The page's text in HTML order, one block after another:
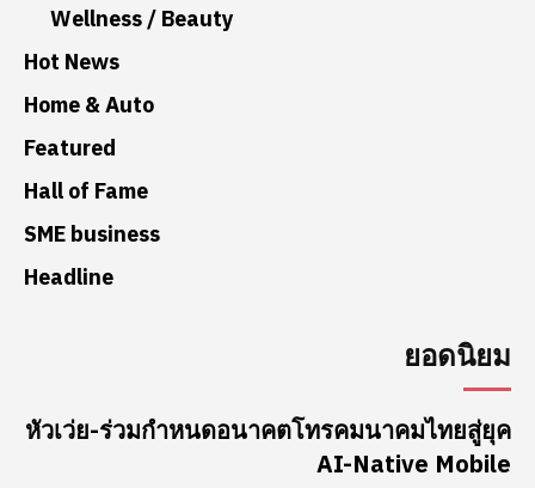
Wellness / Beauty
Hot News
Home & Auto
Featured
Hall of Fame
SME business
Headline
ยอดนิยม
หัวเว่ย-ร่วมกำหนดอนาคตโทรคมนาคมไทยสู่ยุค
AI-Native Mobile